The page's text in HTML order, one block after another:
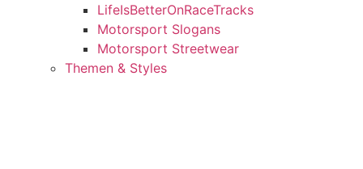
LifeIsBetterOnRaceTracks
Motorsport Slogans
Motorsport Streetwear
Themen & Styles